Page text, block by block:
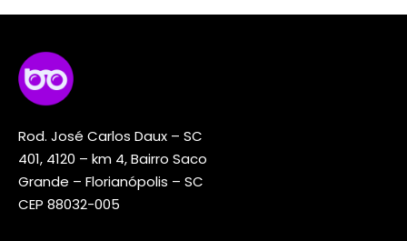
Rod. José Carlos Daux – SC
401, 4120 – km 4, Bairro Saco
Grande – Florianópolis – SC
CEP 88032-005